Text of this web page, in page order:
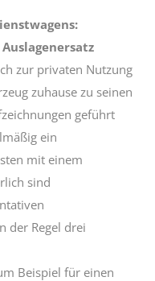
zur privaten Nutzung
zuhause zu seinen
geführt
ein
mit einem
sind
der Regel drei
Beispiel für einen